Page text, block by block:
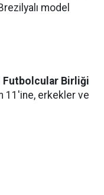
model
Futbolcular Birliği
11'ine, erkekler ve